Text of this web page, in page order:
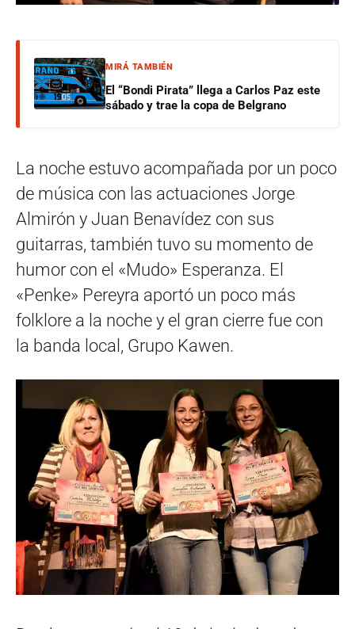
MIRÁ TAMBIÉN
El “Bondi Pirata” llega a Carlos Paz este
sábado y trae la copa de Belgrano
La noche estuvo acompañada por un poco
de música con las actuaciones Jorge
Almirón y Juan Benavídez con sus
guitarras, también tuvo su momento de
humor con el «Mudo» Esperanza. El
«Penke» Pereyra aportó un poco más
folklore a la noche y el gran cierre fue con
la banda local, Grupo Kawen.